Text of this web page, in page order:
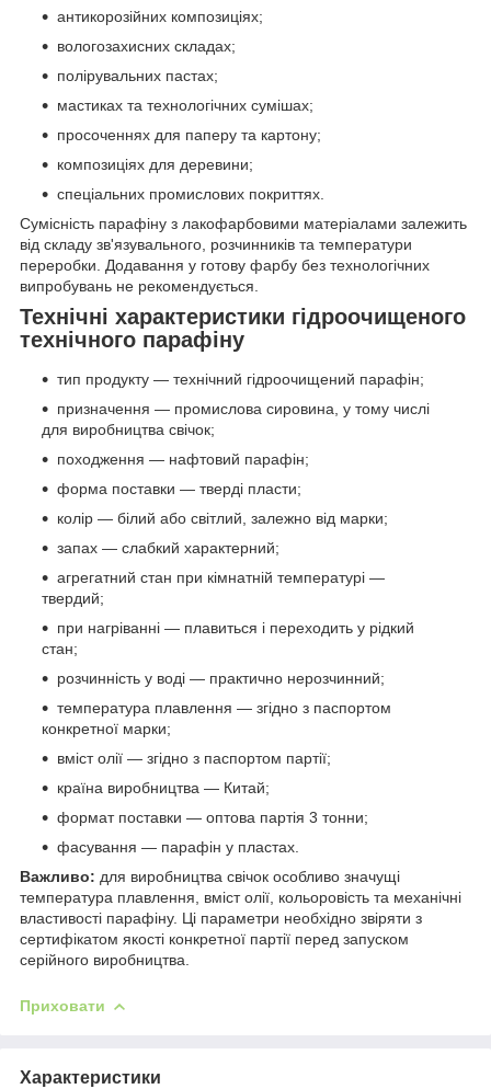
антикорозійних композиціях;
вологозахисних складах;
полірувальних пастах;
мастиках та технологічних сумішах;
просоченнях для паперу та картону;
композиціях для деревини;
спеціальних промислових покриттях.
Сумісність парафіну з лакофарбовими матеріалами залежить
від складу зв'язувального, розчинників та температури
переробки. Додавання у готову фарбу без технологічних
випробувань не рекомендується.
Технічні характеристики гідроочищеного
технічного парафіну
тип продукту — технічний гідроочищений парафін;
призначення — промислова сировина, у тому числі
для виробництва свічок;
походження — нафтовий парафін;
форма поставки — тверді пласти;
колір — білий або світлий, залежно від марки;
запах — слабкий характерний;
агрегатний стан при кімнатній температурі —
твердий;
при нагріванні — плавиться і переходить у рідкий
стан;
розчинність у воді — практично нерозчинний;
температура плавлення — згідно з паспортом
конкретної марки;
вміст олії — згідно з паспортом партії;
країна виробництва — Китай;
формат поставки — оптова партія 3 тонни;
фасування — парафін у пластах.
Важливо: для виробництва свічок особливо значущі
температура плавлення, вміст олії, кольоровість та механічні
властивості парафіну. Ці параметри необхідно звіряти з
сертифікатом якості конкретної партії перед запуском
серійного виробництва.
Приховати
Характеристики